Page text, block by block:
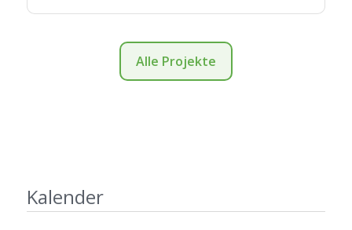
Alle Projekte
Kalender